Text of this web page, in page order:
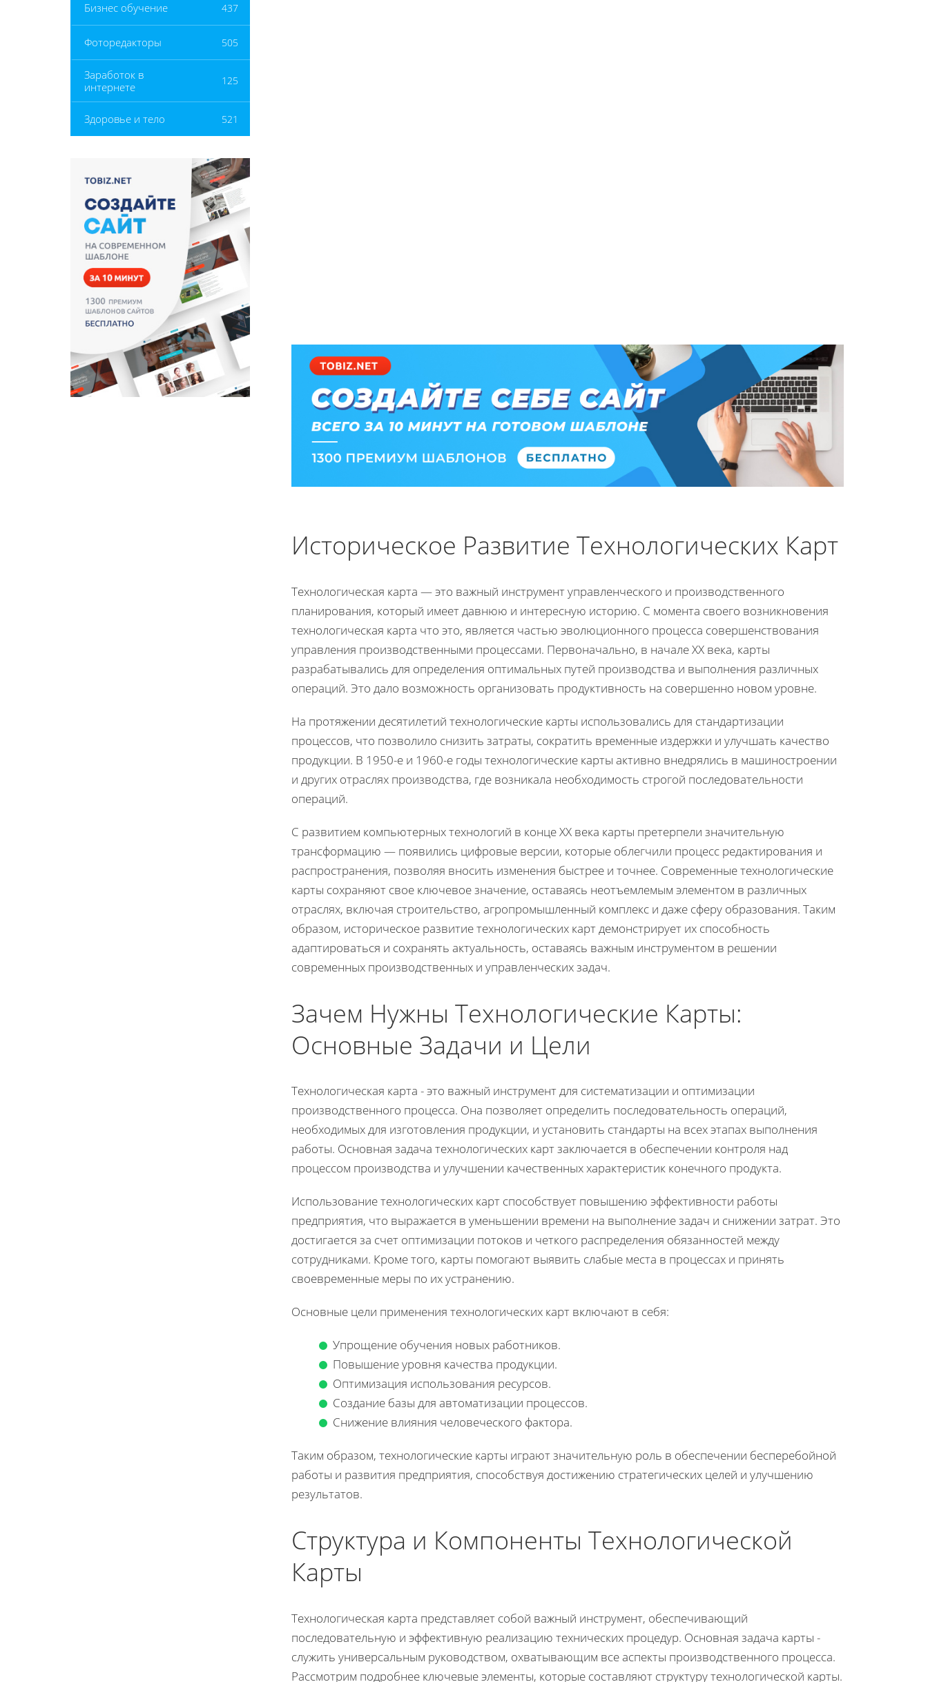
Бизнес обучение 437
Фоторедакторы 505
Заработок в
интернете
125
Здоровье и тело 521
Историческое Развитие Технологических Карт
Технологическая карта — это важный инструмент управленческого и производственного
планирования, который имеет давнюю и интересную историю. С момента своего возникновения
технологическая карта что это, является частью эволюционного процесса совершенствования
управления производственными процессами. Первоначально, в начале XX века, карты
разрабатывались для определения оптимальных путей производства и выполнения различных
операций. Это дало возможность организовать продуктивность на совершенно новом уровне.
На протяжении десятилетий технологические карты использовались для стандартизации
процессов, что позволило снизить затраты, сократить временные издержки и улучшать качество
продукции. В 1950-е и 1960-е годы технологические карты активно внедрялись в машиностроении
и других отраслях производства, где возникала необходимость строгой последовательности
операций.
С развитием компьютерных технологий в конце XX века карты претерпели значительную
трансформацию — появились цифровые версии, которые облегчили процесс редактирования и
распространения, позволяя вносить изменения быстрее и точнее. Современные технологические
карты сохраняют свое ключевое значение, оставаясь неотъемлемым элементом в различных
отраслях, включая строительство, агропромышленный комплекс и даже сферу образования. Таким
образом, историческое развитие технологических карт демонстрирует их способность
адаптироваться и сохранять актуальность, оставаясь важным инструментом в решении
современных производственных и управленческих задач.
Зачем Нужны Технологические Карты:
Основные Задачи и Цели
Технологическая карта - это важный инструмент для систематизации и оптимизации
производственного процесса. Она позволяет определить последовательность операций,
необходимых для изготовления продукции, и установить стандарты на всех этапах выполнения
работы. Основная задача технологических карт заключается в обеспечении контроля над
процессом производства и улучшении качественных характеристик конечного продукта.
Использование технологических карт способствует повышению эффективности работы
предприятия, что выражается в уменьшении времени на выполнение задач и снижении затрат. Это
достигается за счет оптимизации потоков и четкого распределения обязанностей между
сотрудниками. Кроме того, карты помогают выявить слабые места в процессах и принять
своевременные меры по их устранению.
Основные цели применения технологических карт включают в себя:
Упрощение обучения новых работников.
Повышение уровня качества продукции.
Оптимизация использования ресурсов.
Создание базы для автоматизации процессов.
Снижение влияния человеческого фактора.
Таким образом, технологические карты играют значительную роль в обеспечении бесперебойной
работы и развития предприятия, способствуя достижению стратегических целей и улучшению
результатов.
Структура и Компоненты Технологической
Карты
Технологическая карта представляет собой важный инструмент, обеспечивающий
последовательную и эффективную реализацию технических процедур. Основная задача карты -
служить универсальным руководством, охватывающим все аспекты производственного процесса.
Рассмотрим подробнее ключевые элементы, которые составляют структуру технологической карты.